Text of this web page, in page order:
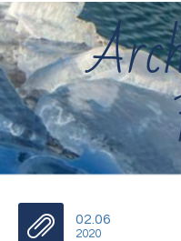
02.06
2020